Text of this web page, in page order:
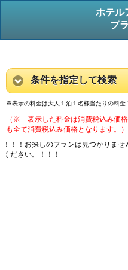
ホテル
プ
条件を指定して検索
※表示の料金は大人１泊１名様当たりの料金
（※ 表示した料金は消費税込み価
も全て消費税込み価格となります。）
！！！お探しのプランは見つかりま
ください。！！！